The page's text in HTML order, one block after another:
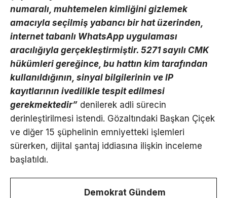
numaralı, muhtemelen kimliğini gizlemek
amacıyla seçilmiş yabancı bir hat üzerinden,
internet tabanlı WhatsApp uygulaması
aracılığıyla gerçekleştirmiştir. 5271 sayılı CMK
hükümleri gereğince, bu hattın kim tarafından
kullanıldığının, sinyal bilgilerinin ve IP
kayıtlarının ivedilikle tespit edilmesi
gerekmektedir” denilerek adli sürecin
derinleştirilmesi istendi. Gözaltındaki Başkan Çiçek
ve diğer 15 şüphelinin emniyetteki işlemleri
sürerken, dijital şantaj iddiasına ilişkin inceleme
başlatıldı.
Demokrat Gündem